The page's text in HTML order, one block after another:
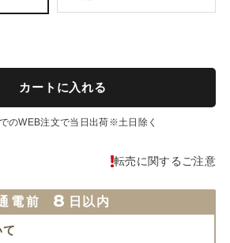
カートに入れる
のWEB注文で当日出荷※土日除く
転売に関するご注意
電前 8 日以内
て